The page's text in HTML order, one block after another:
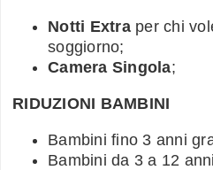
Notti Extraper chi
soggiorno;
Camera Singola;
RIDUZIONI BAMBINI
Bambini fino 3 anni
Bambini da 3 a 12